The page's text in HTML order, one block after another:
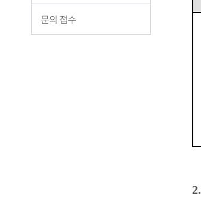
문의 접수
2.